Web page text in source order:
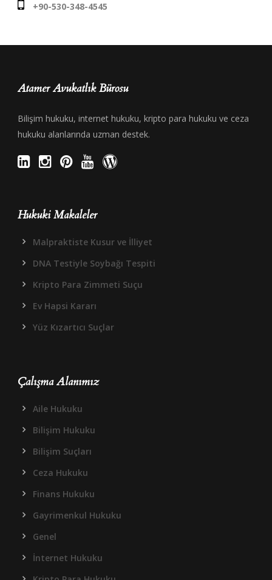
+90-530-348-4545
Atamer Avukatlık Bürosu
Bilişim hukuku, internet hukuku, kripto para hukuku ve ceza
hukuku alanlarında uzman destek.
Hukuki Makaleler
Malpraktiste Kusur ve İlliyet
DNA Testiyle Soybağı Tespiti
Kripto Para Zimmeti Suçu
Ev Hapsi Kararı
Yüz Kızartıcı Suçlar
Çalışma Alanımız
Aile Hukuku
Bilişim Hukuku
Bilişim Suçları
Ceza Hukuku
Finans Hukuku
Gayrimenkul Hukuku
Genel
İnternet Hukuku